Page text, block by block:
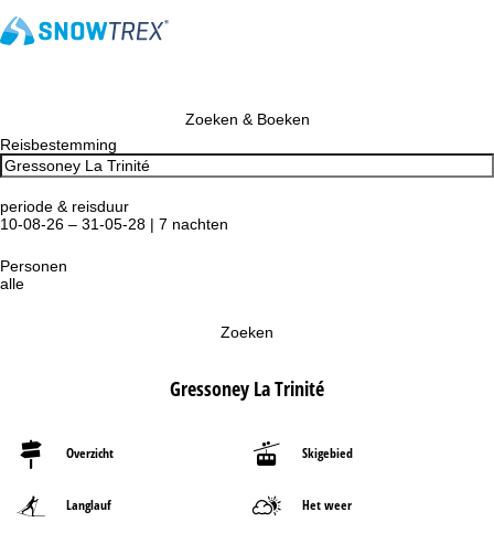
Zoeken & Boeken
Reisbestemming
periode & reisduur
10-08-26 – 31-05-28 | 7 nachten
Personen
alle
Zoeken
Gressoney La Trinité
Overzicht Skigebied
Langlauf Het weer